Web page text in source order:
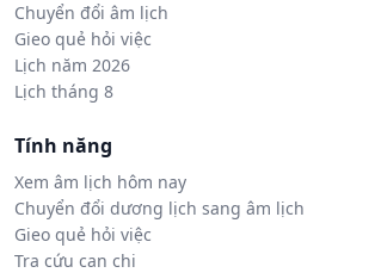
Chuyển đổi âm lịch
Gieo quẻ hỏi việc
Lịch năm 2026
Lịch tháng 8
Tính năng
Xem âm lịch hôm nay
Chuyển đổi dương lịch sang âm lịch
Gieo quẻ hỏi việc
Tra cứu can chi